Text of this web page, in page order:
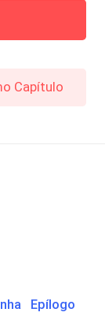
Capítulo
Epílogo